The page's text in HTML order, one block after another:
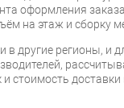
оформления
на этаж и сборку
в другие регионы, и
и стоимость